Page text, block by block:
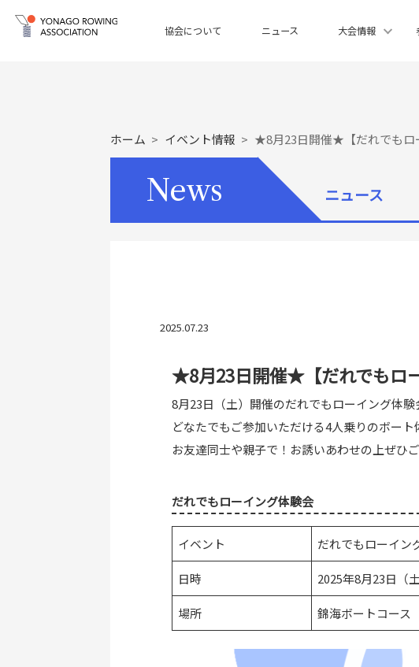
協会について ニュース 大会情報
ホーム イベント情報 ★8月23日開催★【だれでもロ
News ニュース
2025.07.23
★8月23日開催★【だれでもロ
8月23日（土）開催のだれでもローイング体験
どなたでもご参加いただける4人乗りのボート
お友達同士や親子で！お誘いあわせの上ぜひ
だれでもローイング体験会
イベント だれでもローイン
日時 2025年8月23日（
場所 錦海ボートコース